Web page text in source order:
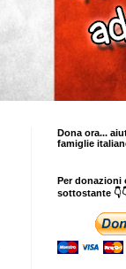
Dona ora...
famiglie
Per donazioni
sottostante